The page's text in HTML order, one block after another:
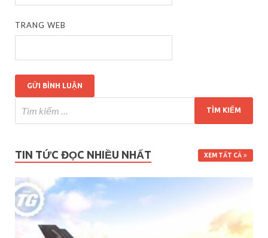
TRANG WEB
TIN TỨC ĐỌC NHIỀU NHẤT XEM TẤT CẢ